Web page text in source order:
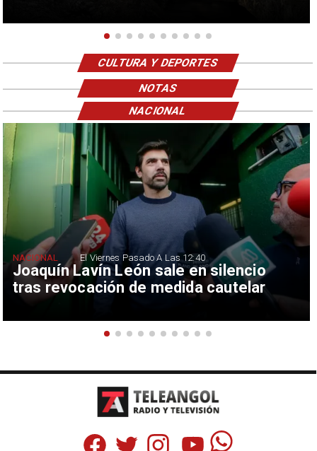
CULTURA Y DEPORTES
NOTAS
Joaquín Lavín León sale en silencio
tras revocación de medida cautelar
NACIONAL El Viernes Pasado A Las 12:40
NACIONAL